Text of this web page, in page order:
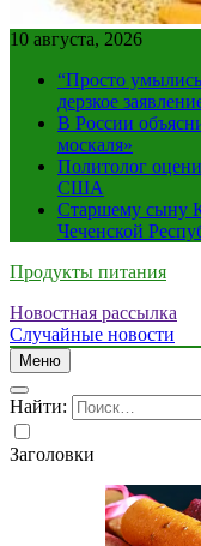
10 августа, 2026
“Просто
дерзкое
В России
москаля»
Политолог
США
Старшему сыну
Чеченской
Продукты питания
Новостная рассылка
Случайные новости
Меню
Найти:
Заголовки